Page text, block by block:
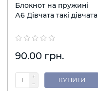
Блокнот на пружині
А6 Дівчата такі дівчата
90.00 грн.
КУПИТИ